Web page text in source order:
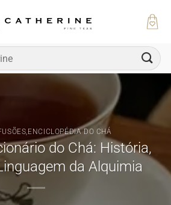
,ENCICLOPÉDIA DO CHÁ
do Chá: História,
da Alquimia